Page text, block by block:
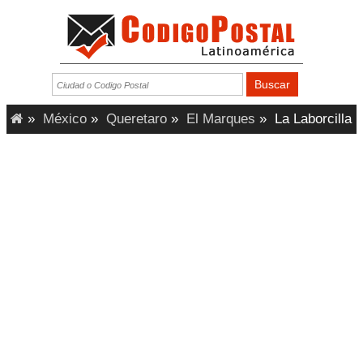
» México » Queretaro » El Marques » La Laborcilla